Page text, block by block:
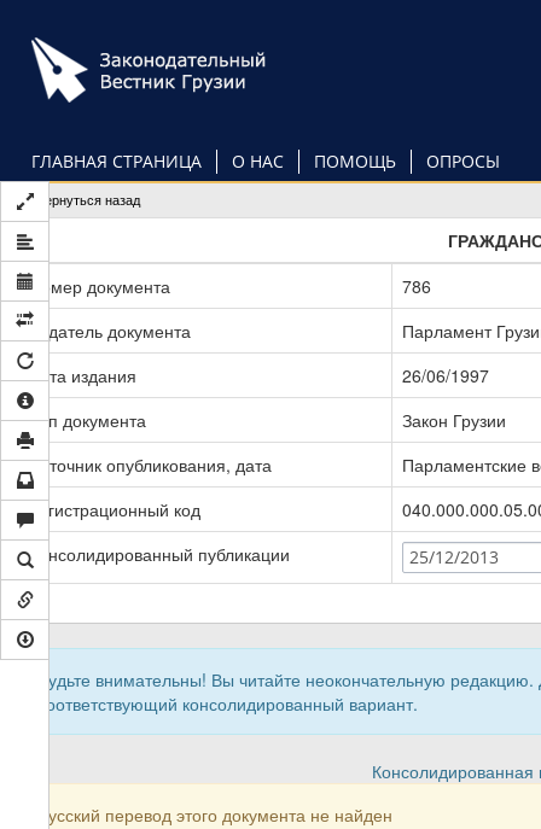
основному
содержанию
ГЛАВНАЯ СТРАНИЦА О НАС ПОМОЩЬ ОПРОСЫ
Вернуться назад
Номер документа
786
Издатель документа
Парламент
Дата издания
26/06/1997
Тип документа
Закон Грузии
Источник опубликования, дата
Парламентские
Регистрационный код
Консолидированный публикации
25/12/2013
Будьте внимательны! Вы читайте неокончательную
соответствующий консолидированный вариант.
Русский перевод этого документа не найден